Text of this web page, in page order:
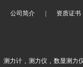
公司简介 资质证书
测力计 , 测力仪 , 数显测力